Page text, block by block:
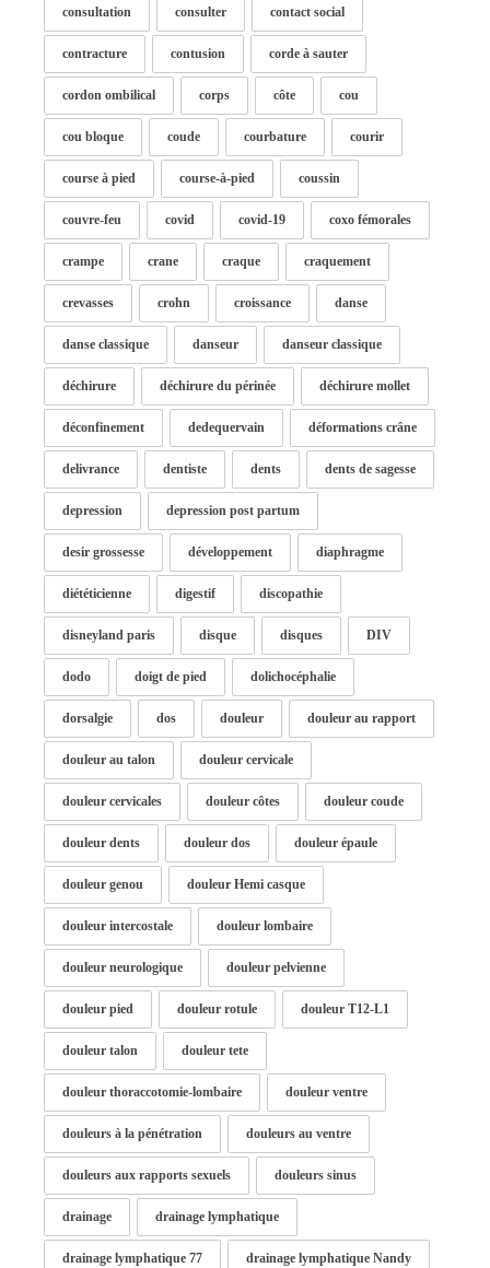
consultation consulter contact social
contracture contusion corde à sauter
cordon ombilical corps côte cou
cou bloque coude courbature courir
course à pied course-à-pied coussin
couvre-feu covid covid-19 coxo fémorales
crampe crane craque craquement
crevasses crohn croissance danse
danse classique danseur danseur classique
déchirure déchirure du périnée déchirure mollet
déconfinement dedequervain déformations crâne
delivrance dentiste dents dents de sagesse
depression depression post partum
desir grossesse développement diaphragme
diététicienne digestif discopathie
disneyland paris disque disques DIV
dodo doigt de pied dolichocéphalie
dorsalgie dos douleur douleur au rapport
douleur au talon douleur cervicale
douleur cervicales douleur côtes douleur coude
douleur dents douleur dos douleur épaule
douleur genou douleur Hemi casque
douleur intercostale douleur lombaire
douleur neurologique douleur pelvienne
douleur pied douleur rotule douleur T12-L1
douleur talon douleur tete
douleur thoraccotomie-lombaire douleur ventre
douleurs à la pénétration douleurs au ventre
douleurs aux rapports sexuels douleurs sinus
drainage drainage lymphatique
drainage lymphatique 77 drainage lymphatique Nandy